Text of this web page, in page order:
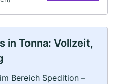
in Tonna: Vollzeit,
Bereich Spedition –